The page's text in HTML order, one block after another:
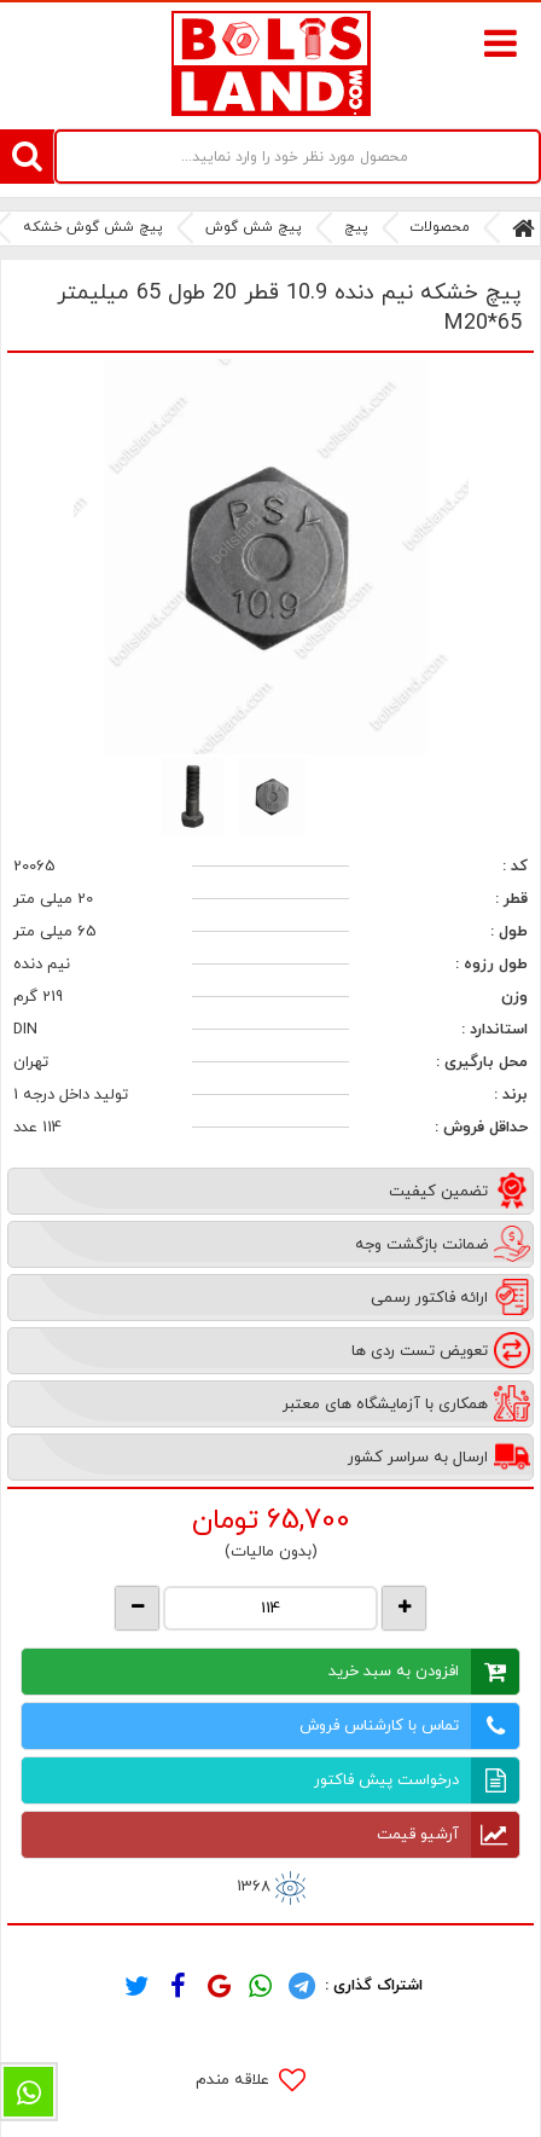
سامانه آنلاین فروش پیچ و مهره های صنعتی بولتز لند | سرزمین پیچ
محصولات پیچ پیچ شش گوش پیچ شش گوش خشکه
پیچ خشکه نیم دنده 10.9 قطر 20 طول 65 میلیمتر
M20*65
کد :
20065
قطر :
20 میلی متر
طول :
65 میلی متر
طول رزوه :
نیم دنده
وزن
219 گرم
استاندارد :
DIN
محل بارگیری :
تهران
برند :
تولید داخل درجه 1
حداقل فروش :
114 عدد
تضمین کیفیت
ضمانت بازگشت وجه
ارائه فاکتور رسمی
تعویض تست ردی ها
همکاری با آزمایشگاه های معتبر
ارسال به سراسر کشور
65,700 تومان
(بدون مالیات)
افزودن به سبد خرید
تماس با کارشناس فروش
درخواست پیش فاکتور
آرشیو قیمت
1368
اشتراک گذاری :
علاقه مندم